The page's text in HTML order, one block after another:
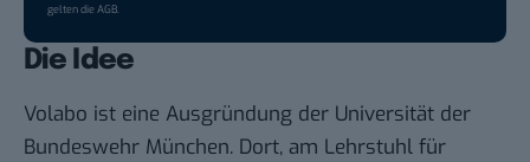
gelten dieAGB.
Die Idee
Volabo ist eine Ausgründung der Universität der
Bundeswehr München. Dort, am Lehrstuhl für